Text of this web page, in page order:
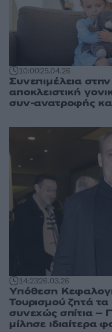
10:0025.04.26
Συνεπιμέλεια
αποκλειστική
συν-ανατροφής
14:2326.03.26
Υπόθεση
Τουρισμού ζητά
συνεχώς σπίτια –
μίλησε ιδιαίτερα